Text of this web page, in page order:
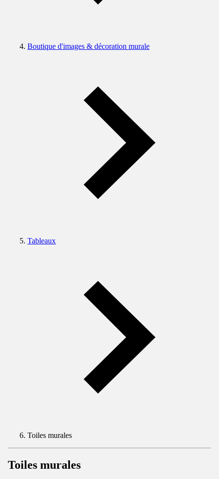
Boutique d'images & décoration murale
Tableaux
Toiles murales
Toiles murales